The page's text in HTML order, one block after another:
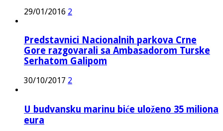
29/01/2016 2
Predstavnici Nacionalnih parkova Crne
Gore razgovarali sa Ambasadorom Turske
Serhatom Galipom
30/10/2017 2
U budvansku marinu biće uloženo 35 miliona
eura